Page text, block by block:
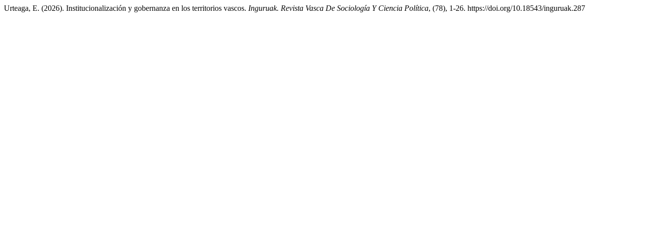
Urteaga, E. (2026). Institucionalización y gobernanza en los territorios vascos. Inguruak. Revista Vasca De Sociología Y Ciencia Política, (78), 1-26. https://doi.org/10.18543/inguruak.287